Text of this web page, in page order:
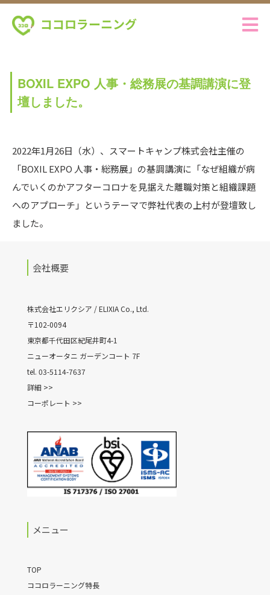
ココロラーニング
BOXIL EXPO 人事・総務展の基調講演に登
壇しました。
2022年1月26日（水）、スマートキャンプ株式会社主催の
「BOXIL EXPO 人事・総務展」の基調講演に「なぜ組織が病
んでいくのかアフターコロナを見据えた離職対策と組織課題
へのアプローチ」というテーマで弊社代表の上村が登壇致し
ました。
会社概要
株式会社エリクシア / ELIXIA Co., Ltd.
〒102-0094
東京都千代田区紀尾井町4-1
ニューオータニ ガーデンコート 7F
tel. 03-5114-7637
詳細 >>
コーポレート >>
メニュー
TOP
ココロラーニング特長